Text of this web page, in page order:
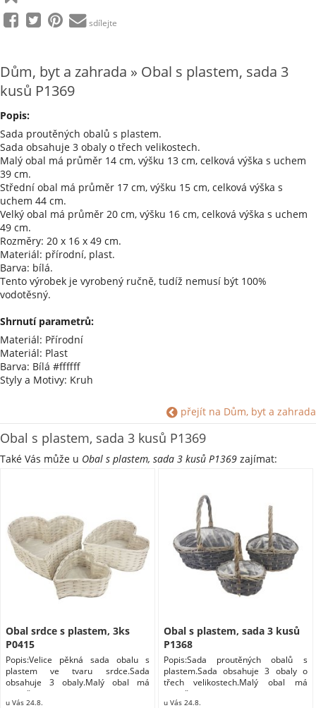
sdílejte
Dům, byt a zahrada » Obal s plastem, sada 3
kusů P1369
Popis:
Sada proutěných obalů s plastem.
Sada obsahuje 3 obaly o třech velikostech.
Malý obal má průměr 14 cm, výšku 13 cm, celková výška s uchem
39 cm.
Střední obal má průměr 17 cm, výšku 15 cm, celková výška s
uchem 44 cm.
Velký obal má průměr 20 cm, výšku 16 cm, celková výška s uchem
49 cm.
Rozměry: 20 x 16 x 49 cm.
Materiál: přírodní, plast.
Barva: bílá.
Tento výrobek je vyrobený ručně, tudíž nemusí být 100%
vodotěsný.
Shrnutí parametrů:
Materiál: Přírodní
Materiál: Plast
Barva: Bílá #ffffff
Styly a Motivy: Kruh
přejít na Dům, byt a zahrada
Obal s plastem, sada 3 kusů P1369
Také Vás může u Obal s plastem, sada 3 kusů P1369 zajímat:
Obal srdce s plastem, 3ks
P0415
Popis:Velice pěkná sada obalu s
plastem ve tvaru srdce.Sada
obsahuje 3 obaly.Malý obal má
rozměry
u Vás 24.8.
Obal s plastem, sada 3 kusů
P1368
Popis:Sada proutěných obalů s
plastem.Sada obsahuje 3 obaly o
třech velikostech.Malý obal má
rozměry
u Vás 24.8.